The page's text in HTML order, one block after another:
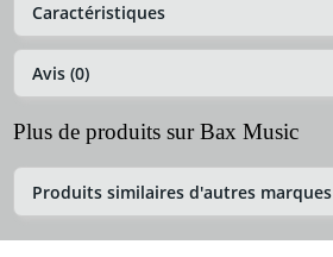
Caractéristiques
Avis (0)
Plus de produits sur Bax Music
Produits similaires d'autres marques